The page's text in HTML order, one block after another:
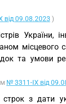
від 09.08.2023 )
України,
місцевого
та умови
№ 3311-IX від
строк з дати